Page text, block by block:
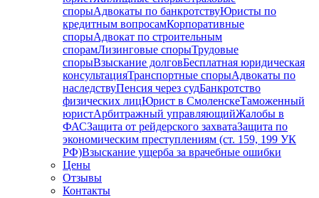
спорыАдвокаты по банкротствуЮристы по
кредитным вопросамКорпоративные
спорыАдвокат по строительным
спорамЛизинговые спорыТрудовые
спорыВзыскание долговБесплатная юридическая
консультацияТранспортные спорыАдвокаты по
наследствуПенсия через судБанкротство
физических лицЮрист в СмоленскеТаможенный
юристАрбитражный управляющийЖалобы в
ФАСЗащита от рейдерского захватаЗащита по
экономическим преступлениям (ст. 159, 199 УК
РФ)Взыскание ущерба за врачебные ошибки
Цены
Отзывы
Контакты